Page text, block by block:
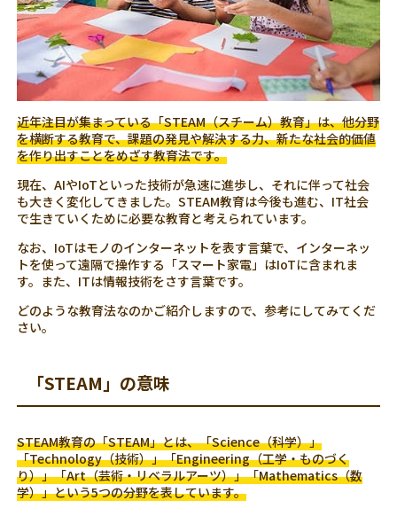
近年注目が集まっている「STEAM（スチーム）教育」は、他分野
を横断する教育で、課題の発見や解決する力、新たな社会的価値
を作り出すことをめざす教育法です。
現在、AIやIoTといった技術が急速に進歩し、それに伴って社会
も大きく変化してきました。STEAM教育は今後も進む、IT社会
で生きていくために必要な教育と考えられています。
なお、IoTはモノのインターネットを表す言葉で、インターネッ
トを使って遠隔で操作する「スマート家電」はIoTに含まれま
す。また、ITは情報技術をさす言葉です。
どのような教育法なのかご紹介しますので、参考にしてみてくだ
さい。
「STEAM」の意味
STEAM教育の「STEAM」とは、「Science（科学）」
「Technology（技術）」「Engineering（工学・ものづく
り）」「Art（芸術・リベラルアーツ）」「Mathematics（数
学）」という5つの分野を表しています。